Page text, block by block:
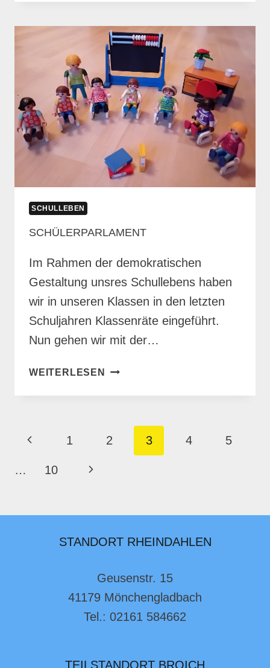
SCHULLEBEN
SCHÜLERPARLAMENT
Im Rahmen der demokratischen
Gestaltung unsres Schullebens haben
wir in unseren Klassen in den letzten
Schuljahren Klassenräte eingeführt.
Nun gehen wir mit der…
WEITERLESEN SCHÜLERPARLAMENT
SEITENNAVIGATION
Vorherige
Seite
1 2 3 4 5
… 10 Nächste
STANDORT RHEINDAHLEN
Geusenstr. 15
41179 Mönchengladbach
Tel.: 02161 584662
TEILSTANDORT BROICH